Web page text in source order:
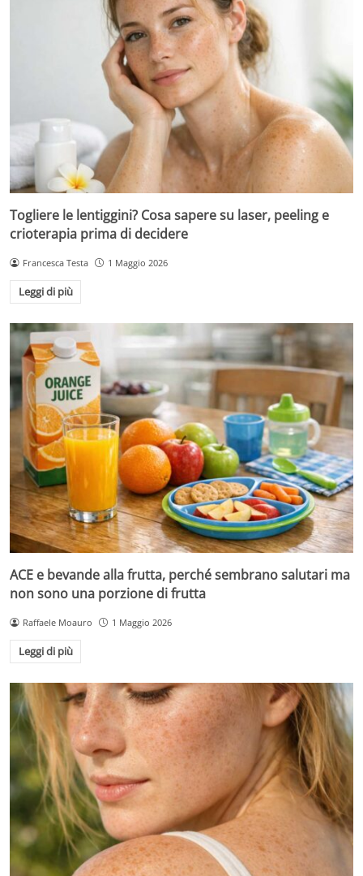
Togliere le lentiggini? Cosa sapere su laser, peeling e
crioterapia prima di decidere
Francesca Testa 1 Maggio 2026
Leggi di più
ACE e bevande alla frutta, perché sembrano salutari ma
non sono una porzione di frutta
Raffaele Moauro 1 Maggio 2026
Leggi di più